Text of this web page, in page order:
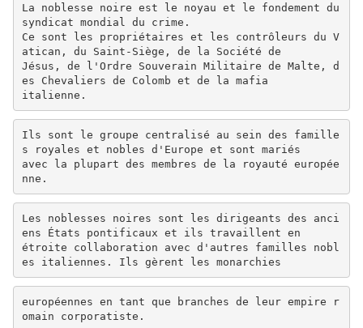
La noblesse noire est le noyau et le fondement du
syndicat mondial du crime.
Ce sont les propriétaires et les contrôleurs du V
atican, du Saint-Siège, de la Société de
Jésus, de l'Ordre Souverain Militaire de Malte, d
es Chevaliers de Colomb et de la mafia
italienne.
Ils sont le groupe centralisé au sein des famille
s royales et nobles d'Europe et sont mariés
avec la plupart des membres de la royauté europée
nne.
Les noblesses noires sont les dirigeants des anci
ens États pontificaux et ils travaillent en
étroite collaboration avec d'autres familles nobl
es italiennes. Ils gèrent les monarchies
européennes en tant que branches de leur empire r
omain corporatiste.